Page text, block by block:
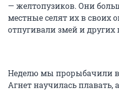
— желтопузиков. Они
местные селят их в своих
отпугивали змей и
Неделю мы прорыбачили
Агнет научилась плавать,